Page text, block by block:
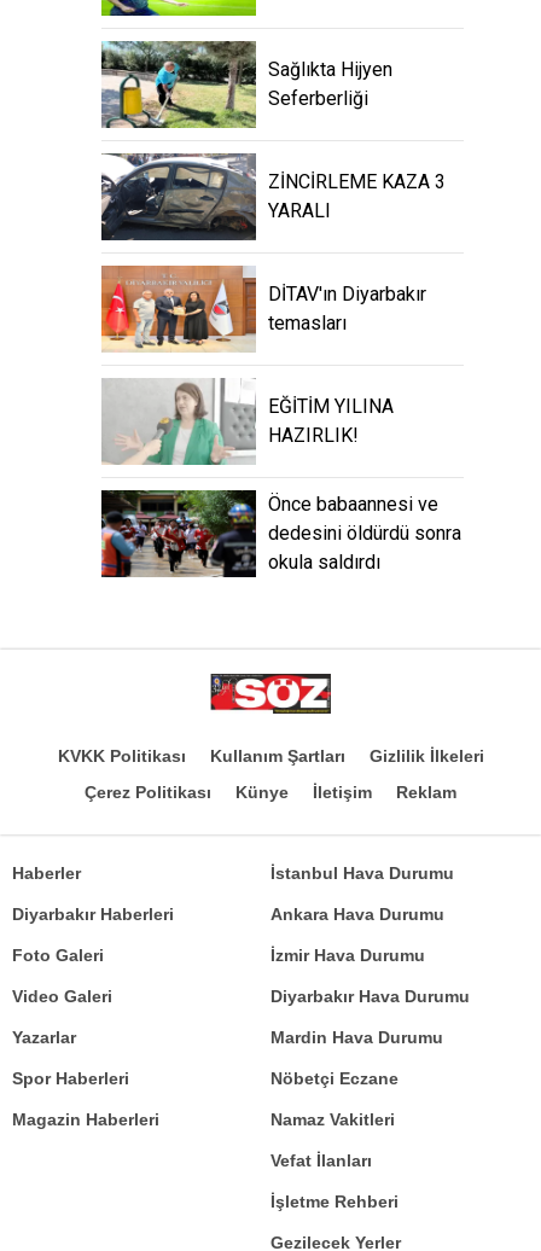
Sağlıkta Hijyen
Seferberliği
ZİNCİRLEME KAZA 3
YARALI
DİTAV'ın Diyarbakır
temasları
EĞİTİM YILINA
HAZIRLIK!
Önce babaannesi ve
dedesini öldürdü sonra
okula saldırdı
KVKK Politikası Kullanım Şartları
Gizlilik İlkeleri
Çerez Politikası
Künye İletişim Reklam
Haberler
Diyarbakır Haberleri
Foto Galeri
Video Galeri
Yazarlar
İstanbul Hava Durumu
Ankara Hava Durumu
İzmir Hava Durumu
Diyarbakır Hava Durumu
Mardin Hava Durumu
Spor Haberleri
Magazin Haberleri
Nöbetçi Eczane
Namaz Vakitleri
Vefat İlanları
İşletme Rehberi
Gezilecek Yerler